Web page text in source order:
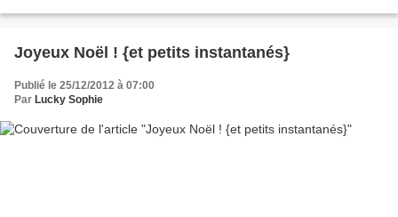
Joyeux Noël ! {et petits instantanés}
Publié le 25/12/2012 à 07:00
Par Lucky Sophie